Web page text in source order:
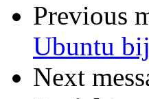
Previous
Ubuntu
Next